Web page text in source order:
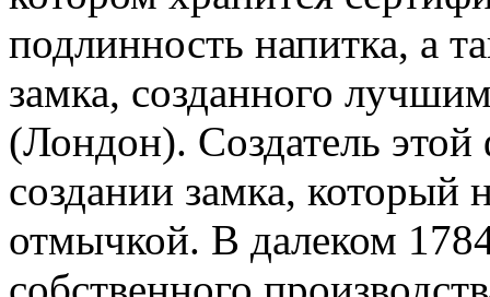
подлинность напитка, а
замка, созданного
(Лондон). Создатель
создании замка,
отмычкой. В далеком